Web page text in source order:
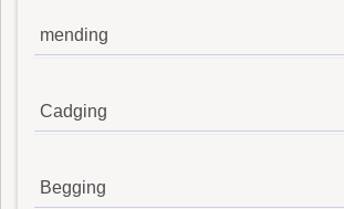
mending
Cadging
Begging